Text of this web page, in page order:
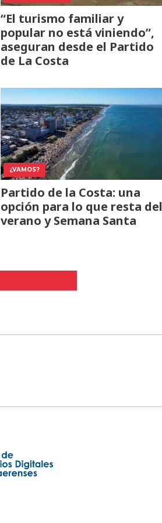
“El turismo familiar y
popular no está viniendo”,
aseguran desde el Partido
de La Costa
¿VAMOS?
Partido de la Costa: una
opción para lo que resta del
verano y Semana Santa